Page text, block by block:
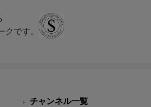
クです。
チャンネル一覧